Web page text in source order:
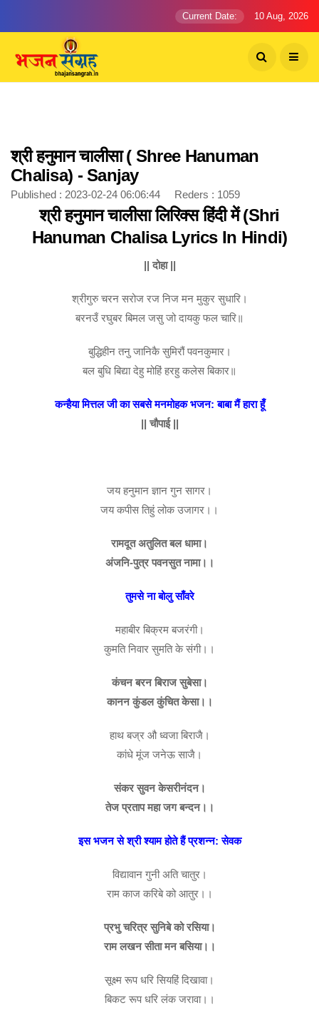
Current Date: 10 Aug, 2026
श्री हनुमान चालीसा ( Shree Hanuman
Chalisa) - Sanjay
Published : 2023-02-24 06:06:44 Reders : 1059
श्री हनुमान चालीसा लिरिक्स हिंदी में (Shri
Hanuman Chalisa Lyrics In Hindi)
|| दोहा ||
श्रीगुरु चरन सरोज रज निज मन मुकुर सुधारि।
बरनउँ रघुबर बिमल जसु जो दायकु फल चारि॥
बुद्धिहीन तनु जानिकै सुमिरौं पवनकुमार।
बल बुधि बिद्या देहु मोहिं हरहु कलेस बिकार॥
कन्हैया मित्तल जी का सबसे मनमोहक भजन: बाबा मैं हारा हूँ
|| चौपाई ||
जय हनुमान ज्ञान गुन सागर।
जय कपीस तिहुं लोक उजागर।।
रामदूत अतुलित बल धामा।
अंजनि-पुत्र पवनसुत नामा।।
तुमसे ना बोलु साँवरे
महाबीर बिक्रम बजरंगी।
कुमति निवार सुमति के संगी।।
कंचन बरन बिराज सुबेसा।
कानन कुंडल कुंचित केसा।।
हाथ बज्र औ ध्वजा बिराजै।
कांधे मूंज जनेऊ साजै।
संकर सुवन केसरीनंदन।
तेज प्रताप महा जग बन्दन।।
इस भजन से श्री श्याम होते हैं प्रशन्न: सेवक
विद्यावान गुनी अति चातुर।
राम काज करिबे को आतुर।।
प्रभु चरित्र सुनिबे को रसिया।
राम लखन सीता मन बसिया।।
सूक्ष्म रूप धरि सियहिं दिखावा।
बिकट रूप धरि लंक जरावा।।